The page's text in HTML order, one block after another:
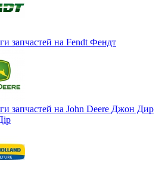
запчастей на Fendt Фендт
запчастей на John Deere Джон Дир